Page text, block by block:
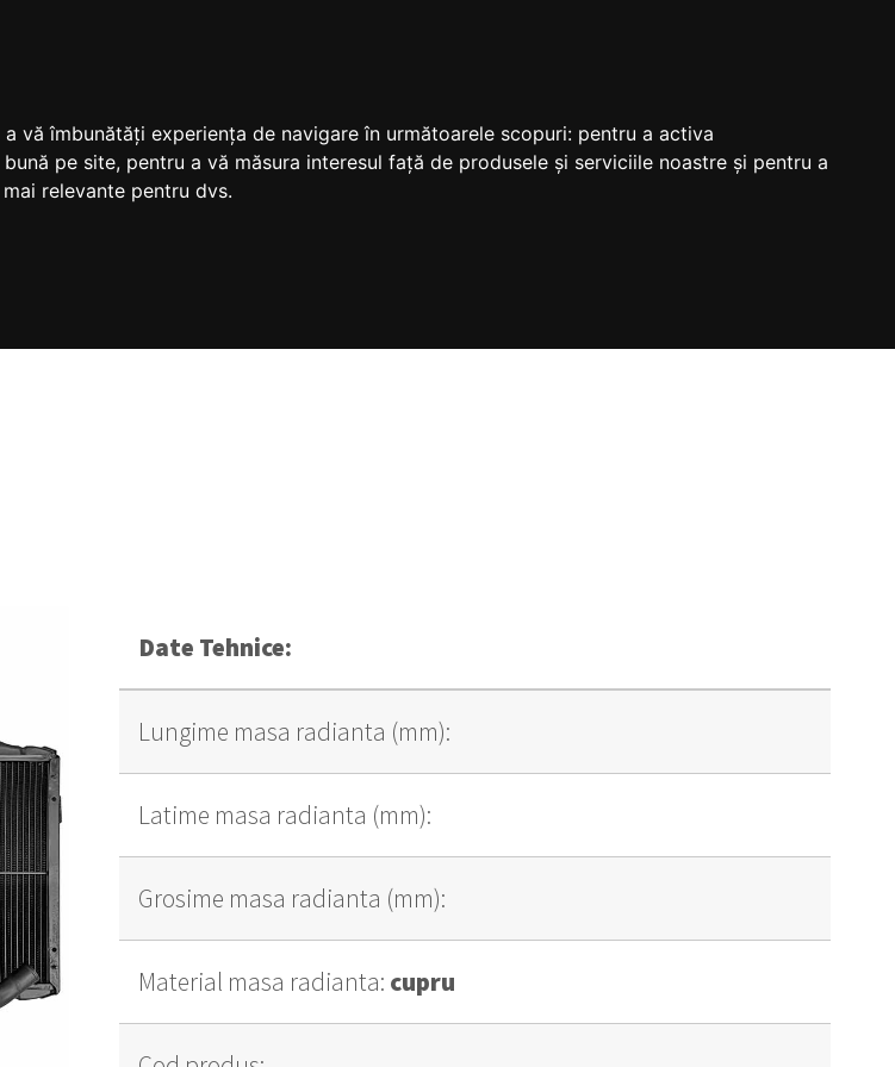
vă îmbunătăți experiența de navigare în următoarele scopuri: pentru a activa
pe site, pentru a vă măsura interesul față de produsele și serviciile noastre și pentru a
relevante pentru dvs.
Date Tehnice:
Lungime masa radianta (mm):
Latime masa radianta (mm):
Grosime masa radianta (mm):
Material masa radianta: cupru